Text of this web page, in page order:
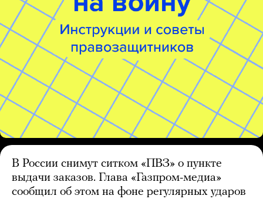
В России снимут ситком «ПВЗ» о пункте
выдачи заказов. Глава «Газпром-медиа»
сообщил об этом на фоне регулярных ударов